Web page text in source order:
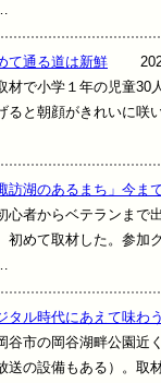
て通る道は新鮮
材で小学１年の児童30
ると朝顔がきれいに咲
訪湖のあるまち」今ま
心者からベテランまで
初めて取材した。参加
タル時代にあえて味わ
谷市の岡谷湖畔公園近
送の設備もある）。取